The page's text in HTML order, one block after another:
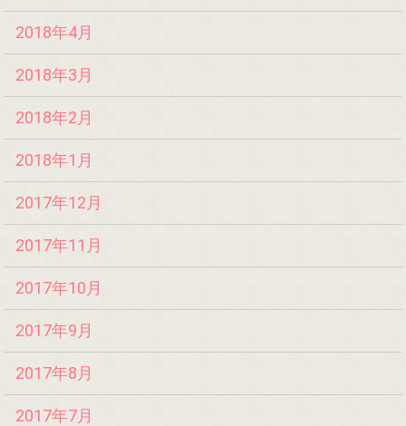
2018年4月
2018年3月
2018年2月
2018年1月
2017年12月
2017年11月
2017年10月
2017年9月
2017年8月
2017年7月